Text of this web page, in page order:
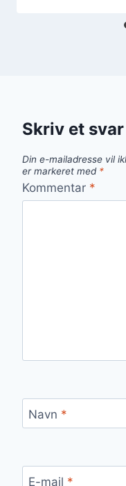
Skriv et svar
Din e-mailadresse vil
er markeret med *
Kommentar *
Navn *
E-mail *